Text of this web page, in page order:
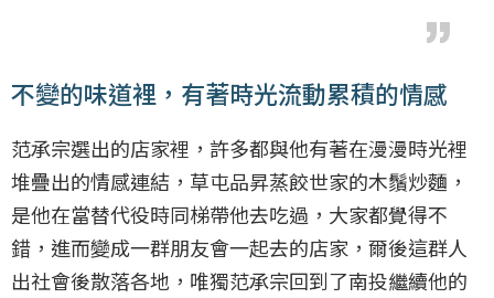
不變的味道裡，有著時光流動累積的情感
范承宗選出的店家裡，許多都與他有著在漫漫時光裡
堆疊出的情感連結，草屯品昇蒸餃世家的木鬚炒麵，
是他在當替代役時同梯帶他去吃過，大家都覺得不
錯，進而變成一群朋友會一起去的店家，爾後這群人
出社會後散落各地，唯獨范承宗回到了南投繼續他的